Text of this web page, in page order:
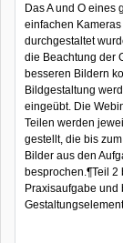
Das A und O eines
einfachen
durchgestaltet
die Beachtung der
besseren Bildern
Bildgestaltung
eingeübt. Die
Teilen werden
gestellt, die bis
Bilder aus den
besprochen.¶Teil
Praxisaufgabe und